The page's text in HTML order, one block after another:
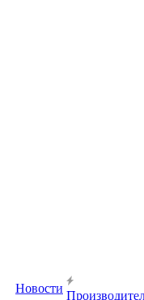
Новости